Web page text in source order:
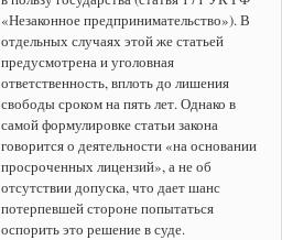
«Незаконное предпринимательство»). В
отдельных случаях этой же статьей
предусмотрена и уголовная
ответственность, вплоть до лишения
свободы сроком на пять лет. Однако в
самой формулировке статьи закона
говорится о деятельности «на основании
просроченных лицензий», а не об
отсутствии допуска, что дает шанс
потерпевшей стороне попытаться
оспорить это решение в суде.